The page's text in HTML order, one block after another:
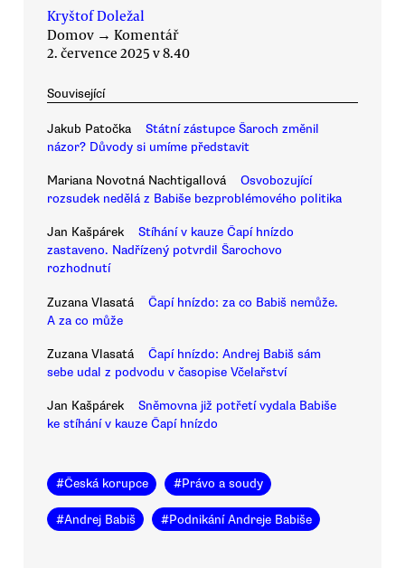
Kryštof Doležal
Domov → Komentář
2. července 2025 v 8.40
Související
Jakub Patočka
Státní zástupce Šaroch změnil
názor? Důvody si umíme představit
Mariana Novotná Nachtigallová
Osvobozující
rozsudek nedělá z Babiše bezproblémového politika
Jan Kašpárek
Stíhání v kauze Čapí hnízdo
zastaveno. Nadřízený potvrdil Šarochovo
rozhodnutí
Zuzana Vlasatá
Čapí hnízdo: za co Babiš nemůže.
A za co může
Zuzana Vlasatá
Čapí hnízdo: Andrej Babiš sám
sebe udal z podvodu v časopise Včelařství
Jan Kašpárek
Sněmovna již potřetí vydala Babiše
ke stíhání v kauze Čapí hnízdo
#Česká korupce #Právo a soudy
#Andrej Babiš #Podnikání Andreje Babiše